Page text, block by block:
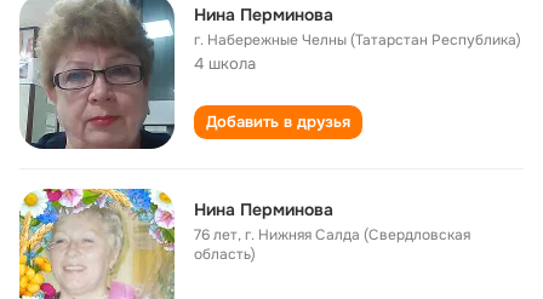
Нина Перминова
г. Набережные Челны (Татарстан Республика)
4 школа
Добавить в друзья
Нина Перминова
76 лет,г. Нижняя Салда (Свердловская
область)